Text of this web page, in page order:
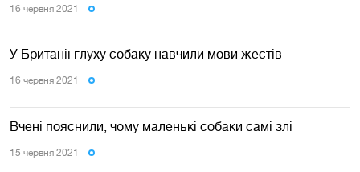
16 червня 2021
У Британії глуху собаку навчили мови жестів
16 червня 2021
Вчені пояснили, чому маленькі собаки самі злі
15 червня 2021